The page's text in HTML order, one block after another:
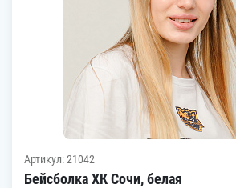
Артикул: 21042
Бейсболка ХК Сочи, белая